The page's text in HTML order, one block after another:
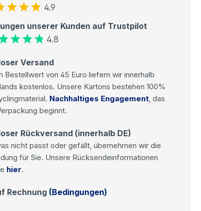
4.9
unserer Kunden auf Trustpilot
4.8
Versand
Bestellwert von 45 Euro liefern wir innerhalb
kostenlos. Unsere Kartons bestehen 100%
Nachhaltiges Engagement, das
beginnt.
Rückversand (innerhalb DE)
nicht passt oder gefällt, übernehmen wir die
für Sie. Unsere Rücksendeinformationen
hier.
Rechnung (Bedingungen)